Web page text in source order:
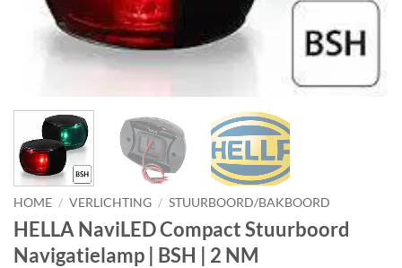
HOME / VERLICHTING / STUURBOORD/BAKBOORD
HELLA NaviLED Compact Stuurboord
Navigatielamp | BSH | 2 NM